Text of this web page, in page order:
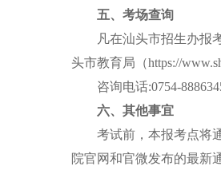
五、考场查询
凡在汕头市招生办报考
头市教育局（https://
咨询电话:0754-
六、其他事宜
考试前，本报考点将通
院官网和官微发布的最新